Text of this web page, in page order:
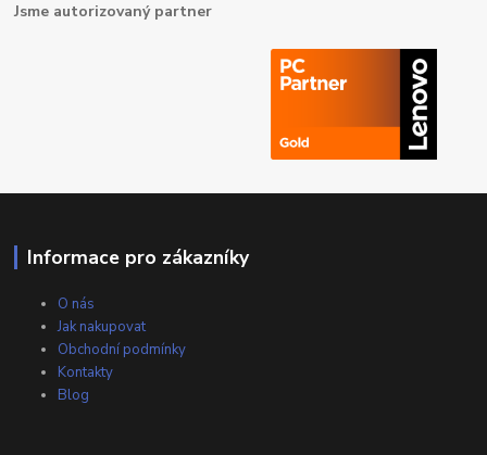
Jsme autorizovaný partner
Informace pro zákazníky
O nás
Jak nakupovat
Obchodní podmínky
Kontakty
Blog